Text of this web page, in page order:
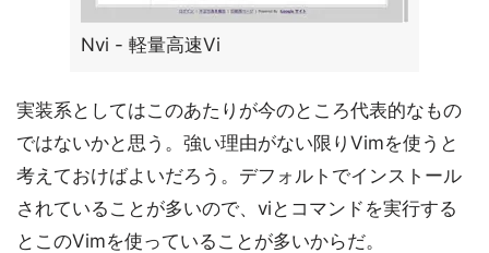
Nvi - 軽量高速Vi
実装系としてはこのあたりが今のところ代表的なもの
ではないかと思う。強い理由がない限りVimを使うと
考えておけばよいだろう。デフォルトでインストール
されていることが多いので、viとコマンドを実行する
とこのVimを使っていることが多いからだ。